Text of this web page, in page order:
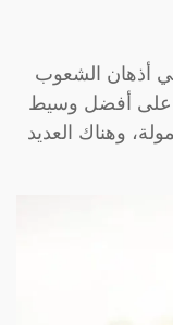
أذهان الشعوب
على أفضل وسيط
وهناك العديد